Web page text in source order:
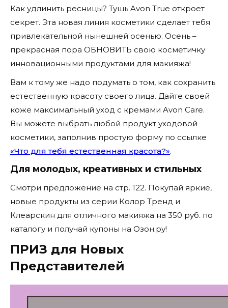
Как удлинить ресницы? Тушь Avon True откроет
секрет. Эта новая линия косметики сделает тебя
привлекательной нынешней осенью. Осень –
прекрасная пора ОБНОВИТЬ свою косметичку
инновационными продуктами для макияжа!
Вам к тому же надо подумать о том, как сохранить
естественную красоту своего лица. Дайте своей
коже максимальный уход с кремами Avon Care.
Вы можете выбрать любой продукт уходовой
косметики, заполнив простую форму по ссылке
«Что для тебя естественная красота?».
Для молодых, креативных и стильных
Смотри предложение на стр. 122. Покупай яркие,
новые продукты из серии Колор Тренд и
Клеарскин для отличного макияжа на 350 руб. по
каталогу и получай купоны на Озон.ру!
ПРИЗ для Новых
Представителей